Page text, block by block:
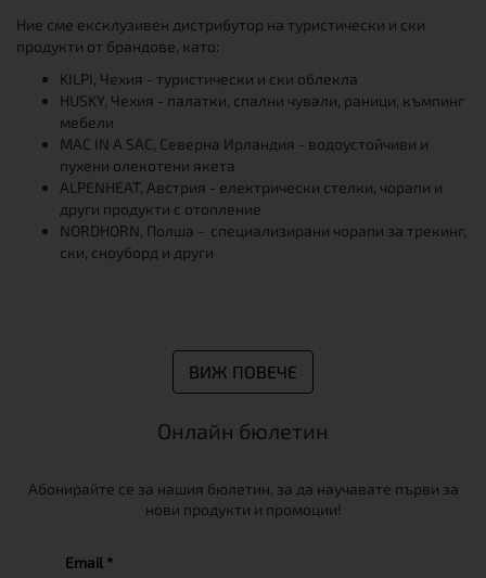
Ние сме ексклузивен дистрибутор на туристически и ски
продукти от брандове, като:
KILPI, Чехия - туристически и ски облекла
HUSKY, Чехия - палатки, спални чували, раници, къмпинг
мебели
MAC IN A SAC, Северна Ирландия - водоустойчиви и
пухени олекотени якета
ALPENHEAT, Австрия - електрически стелки, чорапи и
други продукти с отопление
NORDHORN, Полша - специализирани чорапи за трекинг,
ски, сноуборд и други
ВИЖ ПОВЕЧЕ
Онлайн бюлетин
Абонирайте се за нашия бюлетин, за да научавате първи за
нови продукти и промоции!
Email *